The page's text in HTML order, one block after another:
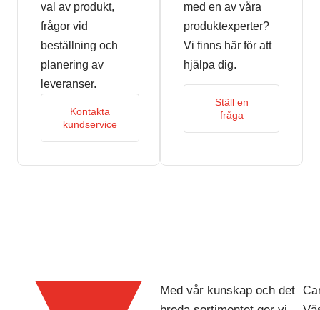
val av produkt,
frågor vid
beställning och
planering av
leveranser.
Kontakta
kundservice
med en av våra
produktexperter?
Vi finns här för att
hjälpa dig.
Ställ en
fråga
Med vår kunskap och det